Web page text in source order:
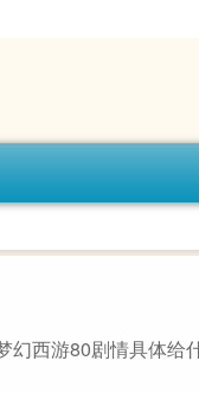
幻西游80剧情具体给